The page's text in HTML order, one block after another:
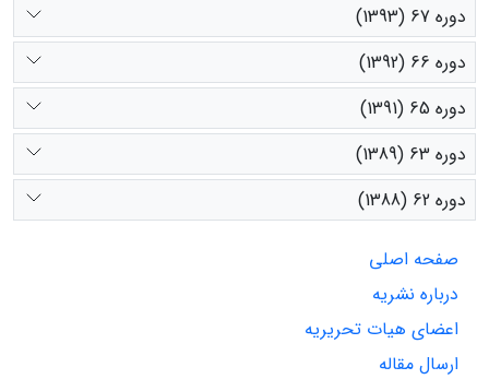
دوره 67 (1393)
دوره 66 (1392)
دوره 65 (1391)
دوره 63 (1389)
دوره 62 (1388)
صفحه اصلی
درباره نشریه
اعضای هیات تحریریه
ارسال مقاله